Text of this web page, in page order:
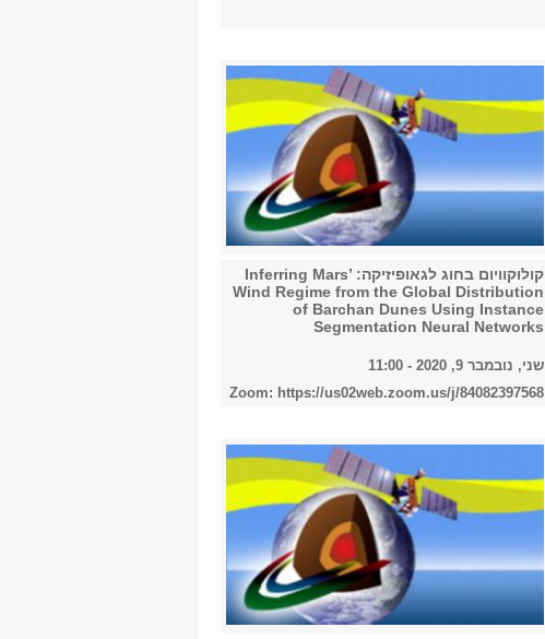
קולוקוויום בחוג לגאופיזיקה: Inferring Mars’
Wind Regime from the Global Distribution
of Barchan Dunes Using Instance
Segmentation Neural Networks
שני, נובמבר 9, 2020 - 11:00
Zoom: https://us02web.zoom.us/j/84082397568